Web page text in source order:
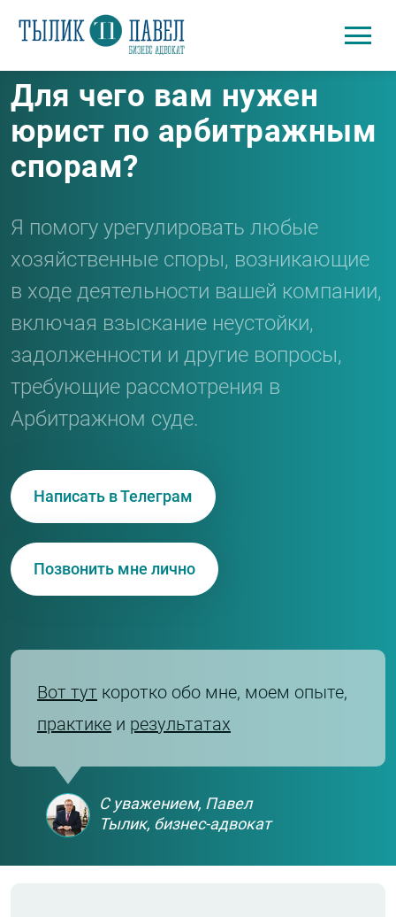
Войти
Адвокат в сфере
Для чего вам нужен
юрист по арбитражным
спорам?
Я помогу урегулировать любые
хозяйственные споры, возникающие
в ходе деятельности вашей компании,
включая взыскание неустойки,
задолженности и другие вопросы,
требующие рассмотрения в
Арбитражном суде.
Написать в Телеграм
Позвонить мне лично
Вот тут коротко обо мне, моем опыте,
практике и результатах
С уважением, Павел
Тылик, бизнес-адвокат